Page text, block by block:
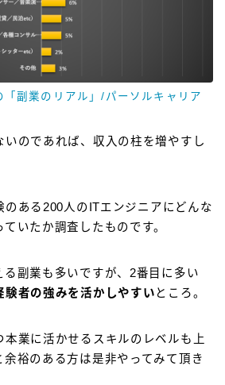
「副業のリアル」/パーソルキャリア
いのであれば、収入の柱を増やすし
のある200人のITエンジニアにどんな
いたか調査したものです。
る副業も多いですが、2番目に多い
験者の強みを活かしやすい ところ。
本業に活かせるスキルのレベルも上
裕のある方は是非やってみて頂き